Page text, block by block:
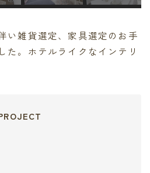
い雑貨選定、家具選定のお手
た。ホテルライクなインテリ